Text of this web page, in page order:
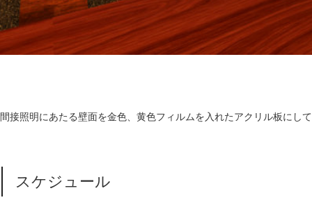
間接照明にあたる壁面を金色、黄色フィルムを入れたアクリル板にし
スケジュール